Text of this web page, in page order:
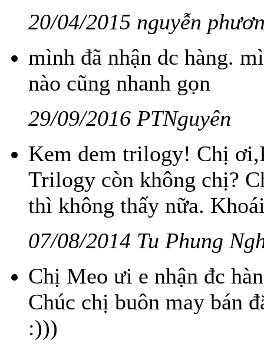
20/04/2015 nguyễn
mình đã nhận dc hàng.
nào cũng nhanh gọn
29/09/2016 PTNguyên
Kem dem trilogy! Chị
Trilogy còn không chị?
thì không thấy nữa.
07/08/2014 Tu Phung
Chị Meo ưi e nhận đc
Chúc chị buôn may bán
:)))